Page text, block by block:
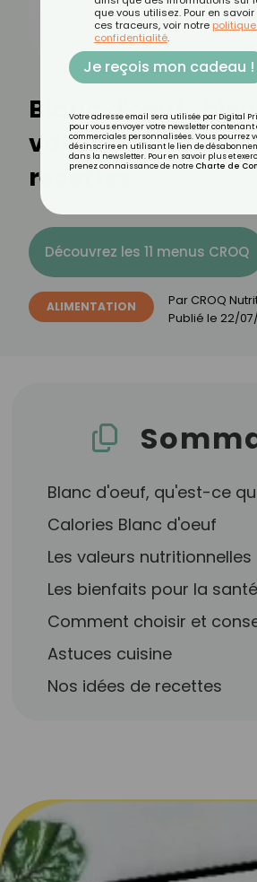
Blanc d'oeuf :
valeurs
recettes
Découvrez les 11 menus CROQ
ALIMENTATION Par CROQ
Publié le 22/
Blanc d'oeuf, qu'est-ce
Calories Blanc d'oeuf
Les valeurs nutritionnelles
Les bienfaits pour la santé
Comment choisir et
Astuces cuisine
Nos idées de recettes
que vous utilisez. Pour en
ces traceurs, voir notre
confidentialité.
Je reçois mon cadeau !
Votre adresse email sera utilisée par Digital
pour vous envoyer votre newsletter contenant
commerciales personnalisées. Vous pourrez
désinscrire en utilisant le lien de
dans la newsletter. Pour en savoir plus et
prenez connaissance de notre Charte de